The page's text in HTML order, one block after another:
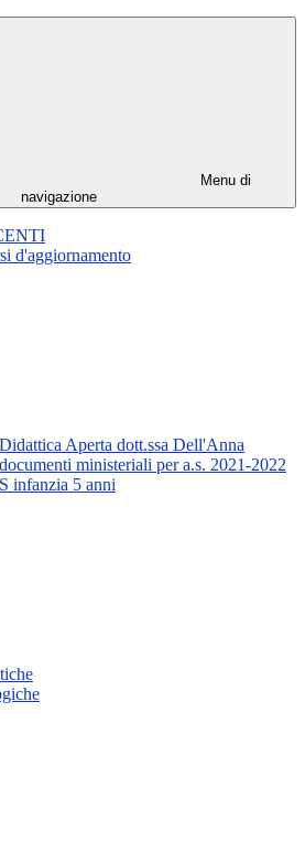
Menu di
navigazione
d'aggiornamento
Aperta dott.ssa Dell'Anna
ministeriali per a.s. 2021-2022
infanzia 5 anni